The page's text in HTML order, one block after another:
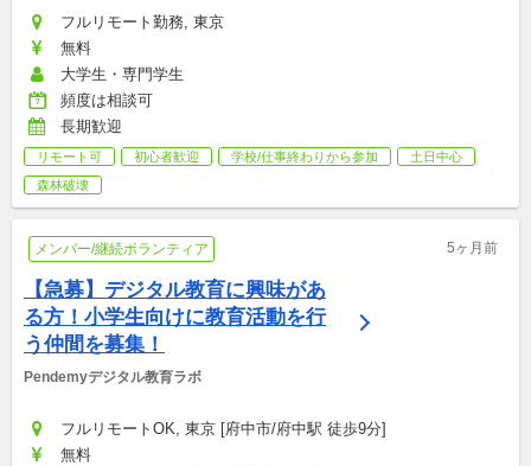
フルリモート勤務, 東京
無料
大学生・専門学生
頻度は相談可
長期歓迎
リモート可 初心者歓迎 学校/仕事終わりから参加
土日中心
森林破壊
メンバー/継続ボランティア 5ヶ月前
【急募】デジタル教育に興味があ
る方！小学生向けに教育活動を行
う仲間を募集！
Pendemyデジタル教育ラボ
フルリモートOK, 東京 [府中市/府中駅 徒歩9分]
無料